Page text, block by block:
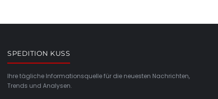
SPEDITION KUSS
Ihre tägliche Informationsquelle für die neuesten Nachrichten,
Trends und Analysen.